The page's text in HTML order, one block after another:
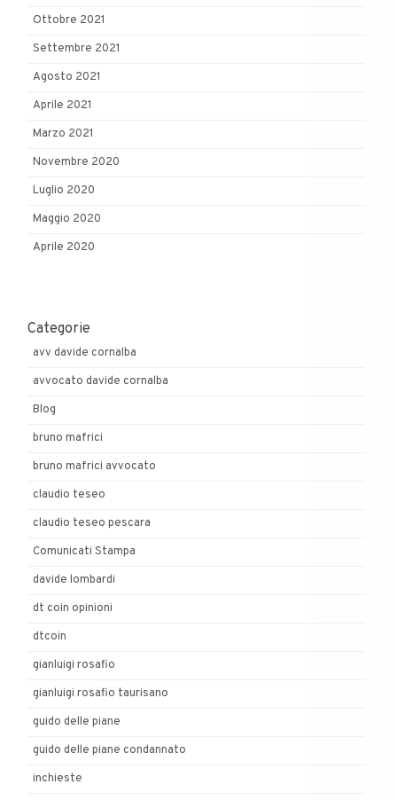
Ottobre 2021
Settembre 2021
Agosto 2021
Aprile 2021
Marzo 2021
Novembre 2020
Luglio 2020
Maggio 2020
Aprile 2020
Categorie
avv davide cornalba
avvocato davide cornalba
Blog
bruno mafrici
bruno mafrici avvocato
claudio teseo
claudio teseo pescara
Comunicati Stampa
davide lombardi
dt coin opinioni
dtcoin
gianluigi rosafio
gianluigi rosafio taurisano
guido delle piane
guido delle piane condannato
inchieste